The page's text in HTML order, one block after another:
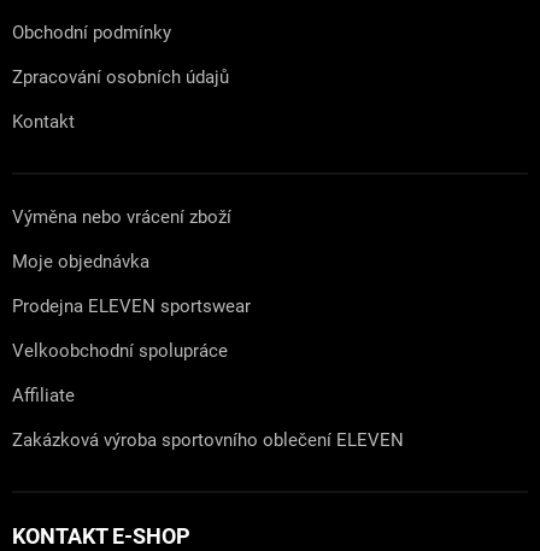
Obchodní podmínky
Zpracování osobních údajů
Kontakt
Výměna nebo vrácení zboží
Moje objednávka
Prodejna ELEVEN sportswear
Velkoobchodní spolupráce
Affiliate
Zakázková výroba sportovního oblečení ELEVEN
KONTAKT E-SHOP